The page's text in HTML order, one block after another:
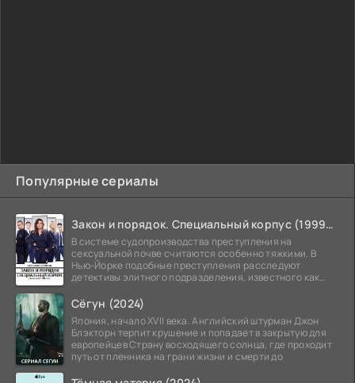
Популярные сериалы
Закон и порядок. Специальный корпус (1999-2026)
В системе судопроизводства преступления на
сексуальной почве считаются особенно тяжкими. В
Нью-Йорке подобные преступления расследуют
детективы элитного подразделения, известного как
Сёгун (2024)
Япония, начало XVII века. Английский штурман Джон
Блэкторн терпит крушение и попадает в закрытую для
европейцев Страну восходящего солнца, где проходит
путь от пленника на грани жизни и смерти до